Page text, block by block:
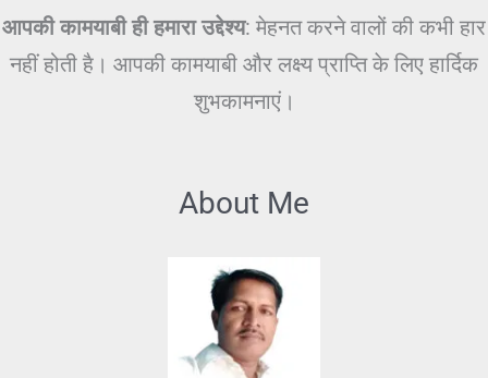
आपकी कामयाबी ही हमारा उद्देश्य: मेहनत करने वालों की कभी हार
नहीं होती है। आपकी कामयाबी और लक्ष्य प्राप्ति के लिए हार्दिक
शुभकामनाएं।
About Me